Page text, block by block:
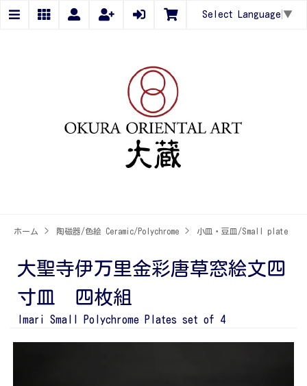
Select Language ▼
ホーム > 陶磁器/色絵 Ceramic/Polychrome > 小皿・豆皿/Small plate
大聖寺伊万里金彩唐草窓絵文四
寸皿 四枚組
Imari Small Polychrome Plates set of 4